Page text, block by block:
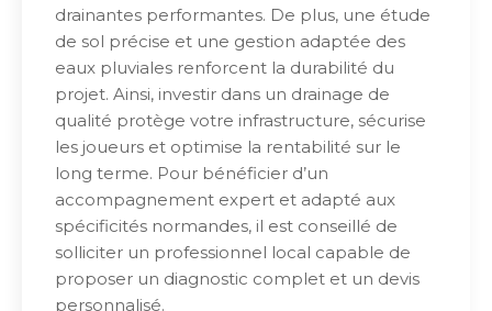
drainantes performantes. De plus, une étude
de sol précise et une gestion adaptée des
eaux pluviales renforcent la durabilité du
projet. Ainsi, investir dans un drainage de
qualité protège votre infrastructure, sécurise
les joueurs et optimise la rentabilité sur le
long terme. Pour bénéficier d’un
accompagnement expert et adapté aux
spécificités normandes, il est conseillé de
solliciter un professionnel local capable de
proposer un diagnostic complet et un devis
personnalisé.